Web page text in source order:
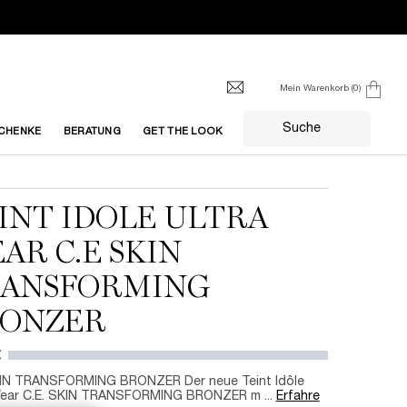
Mein Warenkorb 0
0 produkt
BERATUNG GET THE LOOK Suche
IDOLE ULTRA
C.E SKIN
TRANSFORMING BRONZER Der neue Teint Idôle
C.E. SKIN TRANSFORMING BRONZER m ... Erfahre